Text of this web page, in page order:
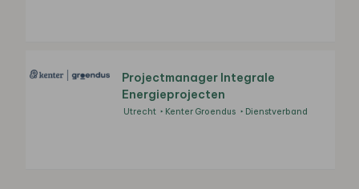
Projectmanager Integrale
Energieprojecten
Utrecht Kenter Groendus Dienstverband